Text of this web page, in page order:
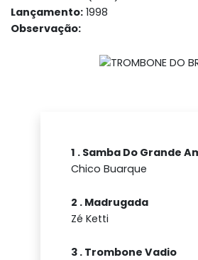
Lançamento: 1998
Observação:
1 . Samba Do Grande
Chico Buarque
2 . Madrugada
Zé Ketti
3 . Trombone Vadio